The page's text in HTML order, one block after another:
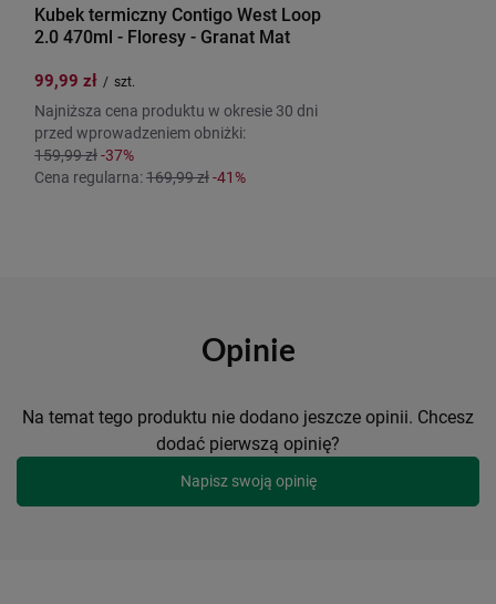
Kubek termiczny Contigo West Loop
2.0 470ml - Floresy - Granat Mat
99,99 zł / szt.
Najniższa cena produktu w okresie 30 dni
przed wprowadzeniem obniżki:
159,99 zł-37%
Cena regularna:169,99 zł-41%
Opinie
Na temat tego produktu nie dodano jeszcze opinii. Chcesz
dodać pierwszą opinię?
Napisz swoją opinię